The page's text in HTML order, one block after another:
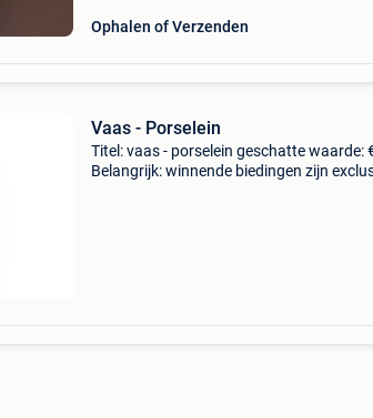
Ophalen of Verzenden
Vaas - Porselein
Titel: vaas - porselein geschatte waarde:
Belangrijk: winnende biedingen zijn